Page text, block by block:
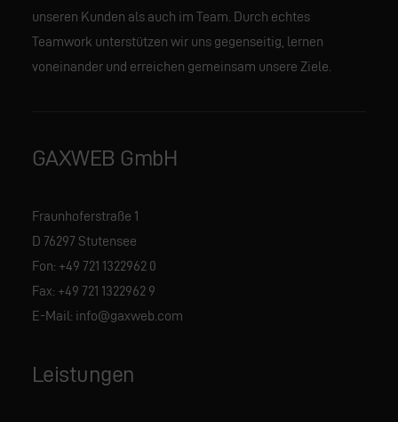
unseren Kunden als auch im Team. Durch echtes
Teamwork unterstützen wir uns gegenseitig, lernen
voneinander und erreichen gemeinsam unsere Ziele.
GAXWEB GmbH
Fraunhoferstraße 1
D 76297 Stutensee
Fon: +49 721 1322962 0
Fax: +49 721 1322962 9
E-Mail: info@gaxweb.com
Leistungen